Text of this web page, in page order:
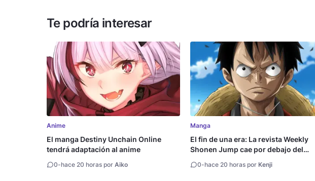
Te podría interesar
Anime
El manga Destiny Unchain Online
tendrá adaptación al anime
0-hace 20 horas por Aiko
Manga
El fin de una era: La revista Weekly
Shonen Jump cae por debajo del
0-hace 20 horas por Kenji